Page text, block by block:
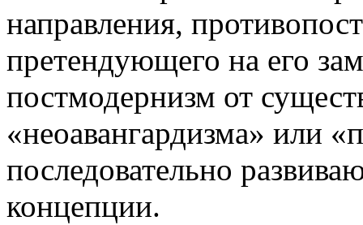
направления,
претендующего на его
постмодернизм от
«неоавангардизма» или
последовательно
концепции.